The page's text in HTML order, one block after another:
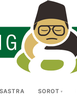
SASTRA SOROT